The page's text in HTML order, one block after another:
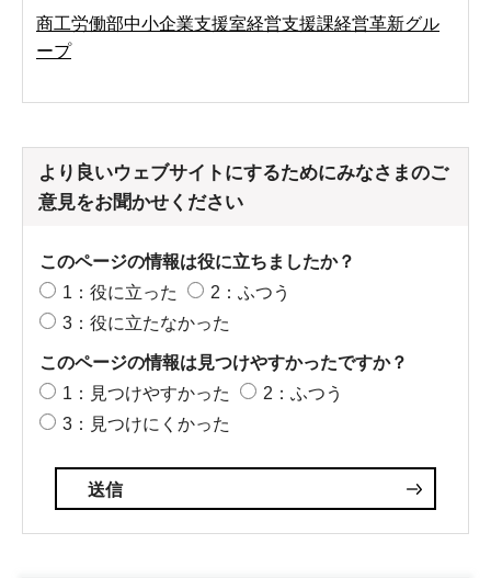
商工労働部中小企業支援室経営支援課経営革新グル
ープ
より良いウェブサイトにするためにみなさまのご
意見をお聞かせください
このページの情報は役に立ちましたか？
1：役に立った
2：ふつう
3：役に立たなかった
このページの情報は見つけやすかったですか？
1：見つけやすかった
2：ふつう
3：見つけにくかった